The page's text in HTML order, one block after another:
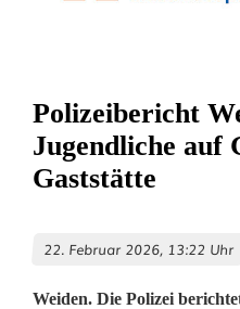
Polizeibericht
Jugendliche auf
Gaststätte
22. Februar 2026, 13:22 Uhr
Weiden. Die Polizei